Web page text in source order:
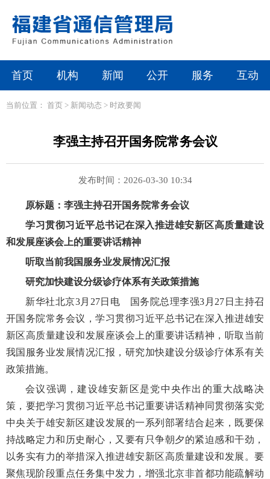
首页 机构 新闻 公开 服务 互动
当前位置： 首页 > 新闻动态 > 时政要闻
李强主持召开国务院常务会议
发布时间：2026-03-30 10:34
原标题：李强主持召开国务院常务会议
学习贯彻习近平总书记在深入推进雄安新区高质量建设
和发展座谈会上的重要讲话精神
听取当前我国服务业发展情况汇报
研究加快建设分级诊疗体系有关政策措施
新华社北京3月27日电 国务院总理李强3月27日主持召
开国务院常务会议，学习贯彻习近平总书记在深入推进雄安
新区高质量建设和发展座谈会上的重要讲话精神，听取当前
我国服务业发展情况汇报，研究加快建设分级诊疗体系有关
政策措施。
会议强调，建设雄安新区是党中央作出的重大战略决
策，要把学习贯彻习近平总书记重要讲话精神同贯彻落实党
中央关于雄安新区建设发展的一系列部署结合起来，既要保
持战略定力和历史耐心，又要有只争朝夕的紧迫感和干劲，
以务实有力的举措深入推进雄安新区高质量建设和发展。要
聚焦现阶段重点任务集中发力，增强北京非首都功能疏解动